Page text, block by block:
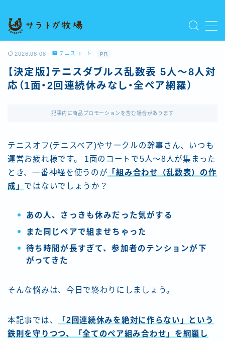
MENU
プライバシーポリシー
利用規約／特定商取引法に基づく表記
新着記事を読む
運営者情報
2026.08.08 テニスコート PR
【決定版】テニスダブルス乱数表 5人〜8人対
応（1面・2回連続休みなし・全ペア網羅）
記事内に商品プロモーションを含む場合があります
テニスオフ(テニスベア)やサークルの幹事さん、いつも
運営お疲れ様です。 1面のコートで5人〜8人が集まった
とき、一番神経を使うのが 「組み合わせ（乱数表）の作
成」 ではないでしょうか？
あの人、さっきも休みだった気がする
また同じペアで組ませちゃった
待ち時間が長すぎて、参加者のテンションが下
がってきた
そんな悩みは、今日で終わりにしましょう。
本記事では、
「2回連続休みを絶対に作らない」という
鉄則を守りつつ、「全てのペア組み合わせ」を網羅し